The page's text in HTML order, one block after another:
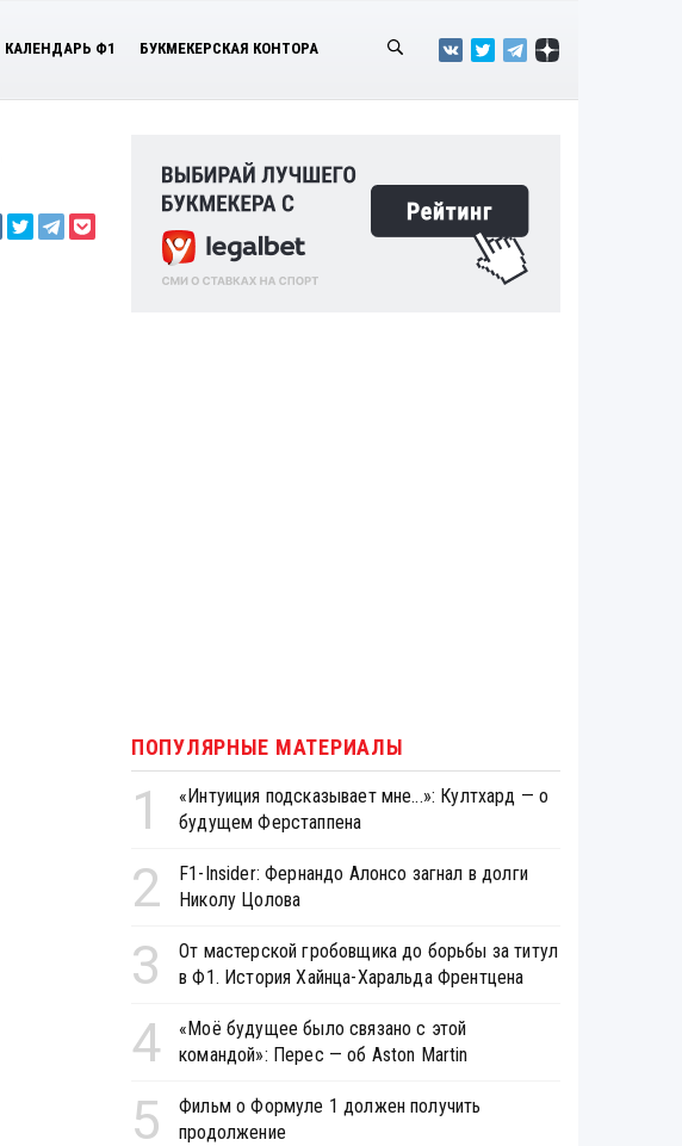
КАЛЕНДАРЬ Ф1 БУКМЕКЕРСКАЯ КОНТОРА
ПОПУЛЯРНЫЕ МАТЕРИАЛЫ
1
«Интуиция подсказывает мне...»: Култхард — о
будущем Ферстаппена
2
F1-Insider: Фернандо Алонсо загнал в долги
Николу Цолова
3
От мастерской гробовщика до борьбы за титул
в Ф1. История Хайнца-Харальда Френтцена
4
«Моё будущее было связано с этой
командой»: Перес — об Aston Martin
5
Фильм о Формуле 1 должен получить
продолжение